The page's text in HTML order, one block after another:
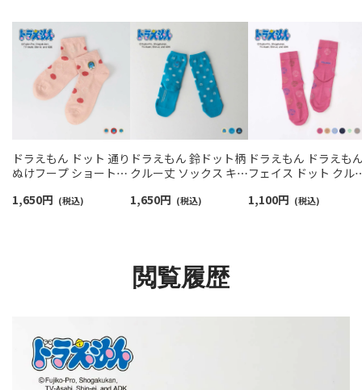
ドラえもん ドット 通り
ぬけフープ ショート丈
ディース 日本製
1,650円 (税込)
ドラえもん 鈴ドット柄
クルー丈 ソックス キッ
1,650円 (税込)
ドラえもん ドラえも
フェイス ドット クル
レディース 03297120
1,100円 (税込)
閲覧履歴